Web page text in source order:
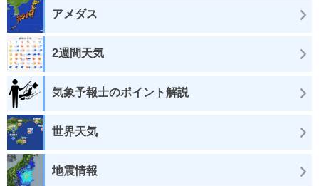
アメダス
2週間天気
気象予報士のポイント解説
世界天気
地震情報